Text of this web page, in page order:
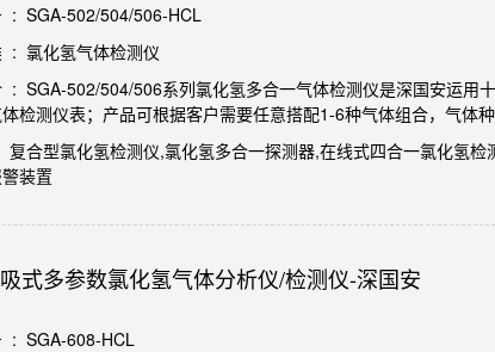
: SGA-502/504/506-HCL
: 氯化氢气体检测仪
: SGA-502/504/506系列氯化氢多合一气体检测仪是深国安运用
检测仪表；产品可根据客户需要任意搭配1-6种气体组合，气体
合型氯化氢检测仪,氯化氢多合一探测器,在线式四合一氯化氢
装置
式多参数氯化氢气体分析仪/检测仪-深国安
: SGA-608-HCL